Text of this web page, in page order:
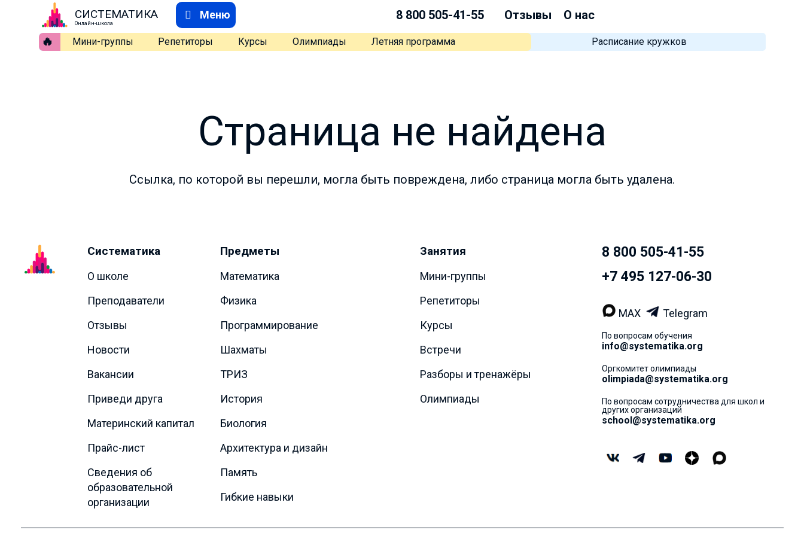
СИСТЕМАТИКА
Онлайн-школа
Меню 8 800 505-41-55 Отзывы
О нас
🔥
Мини-группы Репетиторы Курсы Олимпиады Летняя программа Расписание кружков
Страница не найдена
Ссылка, по которой вы перешли, могла быть повреждена, либо страница могла быть удалена.
Систематика
О школе
Преподаватели
Отзывы
Новости
Вакансии
Приведи друга
Материнский капитал
Прайс-лист
Сведения об
образовательной
организации
Предметы
Математика
Физика
Программирование
Шахматы
ТРИЗ
История
Биология
Архитектура и дизайн
Память
Гибкие навыки
Занятия
Мини-группы
Репетиторы
Курсы
Встречи
Разборы и тренажёры
Олимпиады
8 800 505-41-55
+7 495 127-06-30
MAX Telegram
По вопросам обучения
info@systematika.org
Оргкомитет олимпиады
olimpiada@systematika.org
По вопросам сотрудничества для школ и
других организаций
school@systematika.org